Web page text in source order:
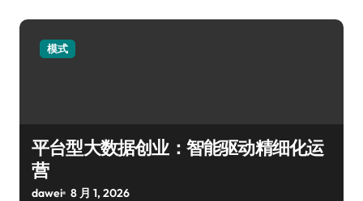
模式
平台型大数据创业：智能驱动精细化运
营
dawei 8 月 1, 2026